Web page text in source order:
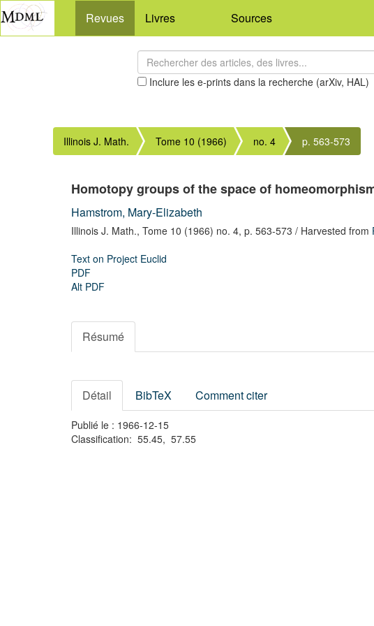
Revues Livres Sources
Inclure les e-prints dans la recherche (arXiv, HAL)
Illinois J. Math. Tome 10 (1966) no. 4 p. 563-573
Homotopy groups of the space of
Hamstrom, Mary-Elizabeth
Illinois J. Math., Tome 10 (1966) no. 4, p. 563-573 / Harvested from
Text on Project Euclid
PDF
Alt PDF
Résumé
Détail BibTeX Comment citer
Publié le : 1966-12-15
Classification: 55.45, 57.55